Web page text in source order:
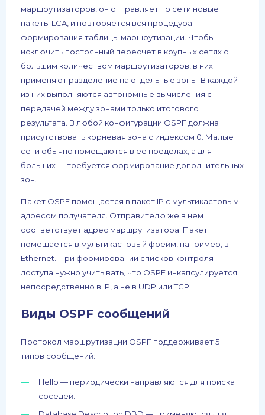
маршрутизаторов, он отправляет по сети новые
пакеты LCA, и повторяется вся процедура
формирования таблицы маршрутизации. Чтобы
исключить постоянный пересчет в крупных сетях с
большим количеством маршрутизаторов, в них
применяют разделение на отдельные зоны. В каждой
из них выполняются автономные вычисления с
передачей между зонами только итогового
результата. В любой конфигурации OSPF должна
присутствовать корневая зона с индексом 0. Малые
сети обычно помещаются в ее пределах, а для
больших — требуется формирование дополнительных
зон.
Пакет OSPF помещается в пакет IP с мультикастовым
адресом получателя. Отправителю же в нем
соответствует адрес маршрутизатора. Пакет
помещается в мультикастовый фрейм, например, в
Ethernet. При формировании списков контроля
доступа нужно учитывать, что OSPF инкапсулируется
непосредственно в IP, а не в UDP или TCP.
Виды OSPF сообщений
Протокол маршрутизации OSPF поддерживает 5
типов сообщений:
Hello — периодически направляются для поиска
соседей.